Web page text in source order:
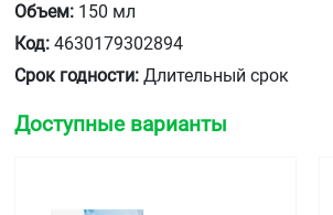
Объем: 150 мл
Код: 4630179302894
Срок годности: Длительный срок
Доступные варианты